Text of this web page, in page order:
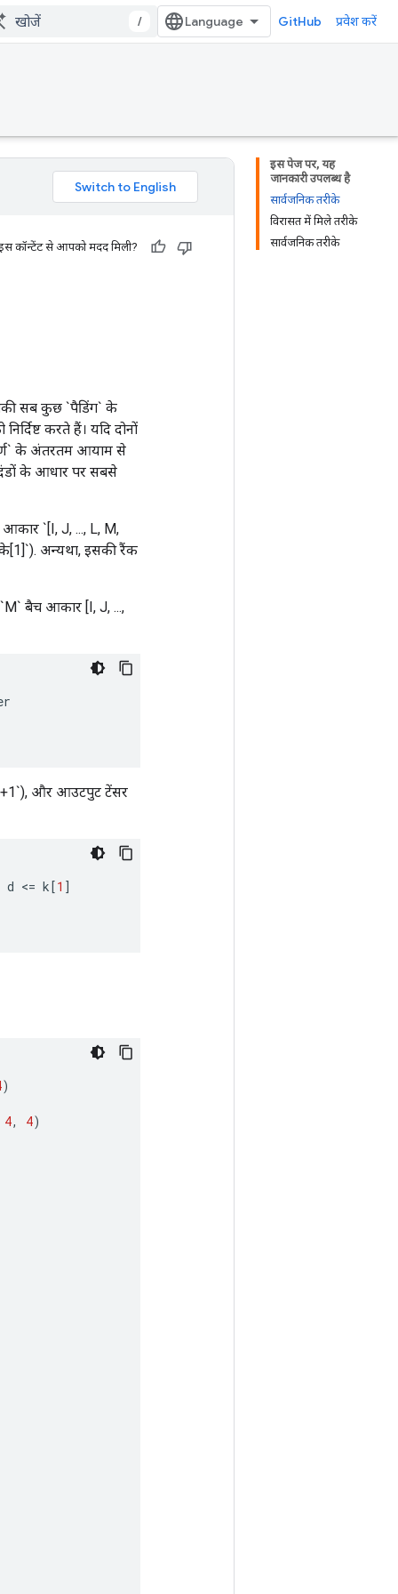
/ GitHub प्रवेश करें
इस पेज पर, यह
जानकारी उपलब्ध है
सार्वजनिक तरीके
विरासत में मिले तरीके
सार्वजनिक तरीके
कॉन्टेंट से आपको मदद मिली?
सब कुछ `पैडिंग` के
करते हैं। यदि दोनों
के अंतरतम आयाम से
के आधार पर सबसे
`[I, J, ..., L, M,
अन्यथा, इसकी रैंक
बैच आकार [I, J, ...,
और आउटपुट टेंसर
d <= k[1 ]
)
4, 4)